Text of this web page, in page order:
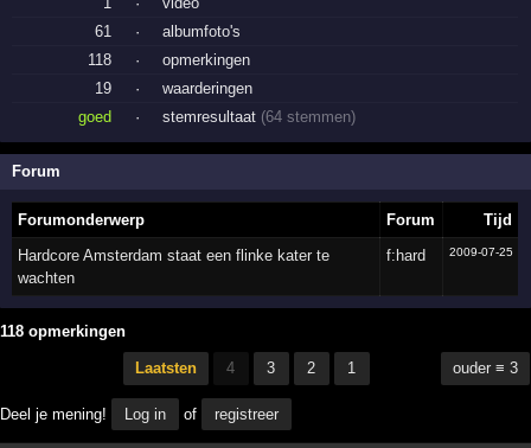
61
·
albumfoto's
118
·
opmerkingen
19
·
waarderingen
goed
· stemresultaat (64 stemmen)
Forum
Forumonderwerp Forum
Tijd
Hardcore Amsterdam staat een flinke kater te
wachten
f:hard 2009-07-25
118 opmerkingen
Laatsten 4 3 2 1 ouder ≡ 3
Deel je mening! Log in of registreer